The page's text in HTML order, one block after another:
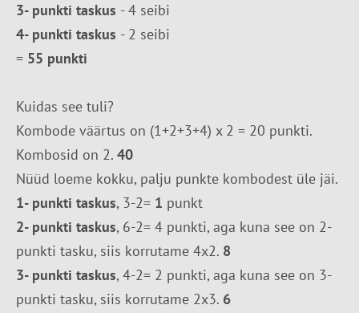
3- punkti taskus - 4 seibi
4- punkti taskus - 2 seibi
= 55 punkti
Kuidas see tuli?
Kombode väärtus on (1+2+3+4) x 2 = 20 punkti.
Kombosid on 2. 40
Nüüd loeme kokku, palju punkte kombodest üle jäi.
1- punkti taskus, 3-2= 1 punkt
2- punkti taskus, 6-2= 4 punkti, aga kuna see on 2-
punkti tasku, siis korrutame 4x2. 8
3- punkti taskus, 4-2= 2 punkti, aga kuna see on 3-
punkti tasku, siis korrutame 2x3. 6